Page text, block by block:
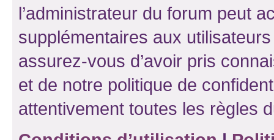
l’administrateur du forum peut
supplémentaires aux
assurez-vous d’avoir pris
et de notre politique de
attentivement toutes les règles